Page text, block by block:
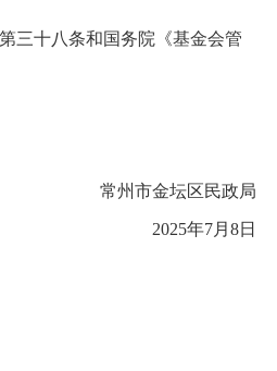
三十八条和国务院《基金会管
市金坛区民政局
2025年7月 8日